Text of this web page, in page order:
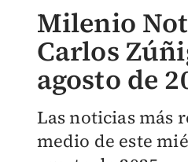
Milenio
Carlos
agosto de
Las noticias más
medio de este